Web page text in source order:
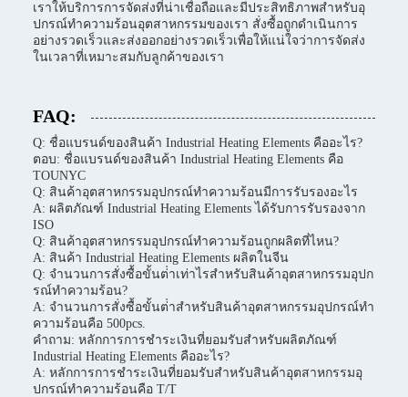
เราให้บริการการจัดส่งที่น่าเชื่อถือและมีประสิทธิภาพสําหรับอุ
ปกรณ์ทําความร้อนอุตสาหกรรมของเรา สั่งซื้อถูกดําเนินการ
อย่างรวดเร็วและส่งออกอย่างรวดเร็วเพื่อให้แน่ใจว่าการจัดส่ง
ในเวลาที่เหมาะสมกับลูกค้าของเรา
FAQ:
Q: ชื่อแบรนด์ของสินค้า Industrial Heating Elements คืออะไร?
ตอบ: ชื่อแบรนด์ของสินค้า Industrial Heating Elements คือ
TOUNYC
Q: สินค้าอุตสาหกรรมอุปกรณ์ทําความร้อนมีการรับรองอะไร
A: ผลิตภัณฑ์ Industrial Heating Elements ได้รับการรับรองจาก
ISO
Q: สินค้าอุตสาหกรรมอุปกรณ์ทําความร้อนถูกผลิตที่ไหน?
A: สินค้า Industrial Heating Elements ผลิตในจีน
Q: จํานวนการสั่งซื้อขั้นต่ําเท่าไรสําหรับสินค้าอุตสาหกรรมอุปก
รณ์ทําความร้อน?
A: จํานวนการสั่งซื้อขั้นต่ําสําหรับสินค้าอุตสาหกรรมอุปกรณ์ทํา
ความร้อนคือ 500pcs.
คําถาม: หลักการการชําระเงินที่ยอมรับสําหรับผลิตภัณฑ์
Industrial Heating Elements คืออะไร?
A: หลักการการชําระเงินที่ยอมรับสําหรับสินค้าอุตสาหกรรมอุ
ปกรณ์ทําความร้อนคือ T/T